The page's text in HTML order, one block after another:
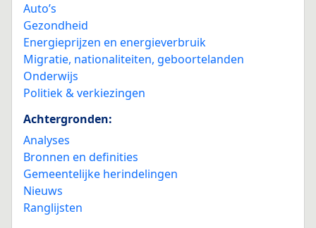
Auto’s
Gezondheid
Energieprijzen en energieverbruik
Migratie, nationaliteiten, geboortelanden
Onderwijs
Politiek & verkiezingen
Achtergronden:
Analyses
Bronnen en definities
Gemeentelijke herindelingen
Nieuws
Ranglijsten